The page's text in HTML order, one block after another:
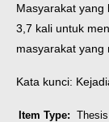
Masyarakat yang
3,7 kali untuk
masyarakat yang
Kata kunci:
Item Type: